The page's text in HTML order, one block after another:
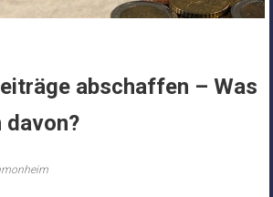
abschaffen – Was
davon?